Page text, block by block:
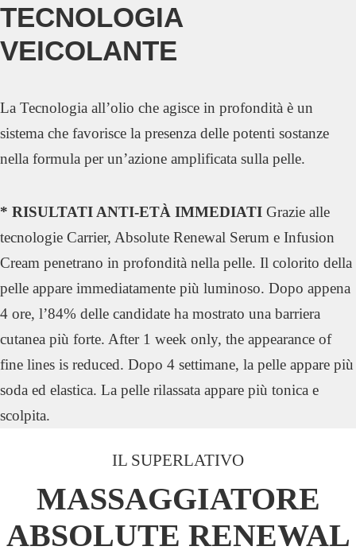
TECNOLOGIA
VEICOLANTE
La Tecnologia all’olio che agisce in profondità è un
sistema che favorisce la presenza delle potenti sostanze
nella formula per un’azione amplificata sulla pelle.
* RISULTATI ANTI-ETÀ IMMEDIATI Grazie alle
tecnologie Carrier, Absolute Renewal Serum e Infusion
Cream penetrano in profondità nella pelle. Il colorito della
pelle appare immediatamente più luminoso. Dopo appena
4 ore, l’84% delle candidate ha mostrato una barriera
cutanea più forte. After 1 week only, the appearance of
fine lines is reduced.​ Dopo 4 settimane, la pelle appare più
soda ed elastica. La pelle rilassata appare più tonica e
scolpita.
IL SUPERLATIVO
MASSAGGIATORE
ABSOLUTE RENEWAL